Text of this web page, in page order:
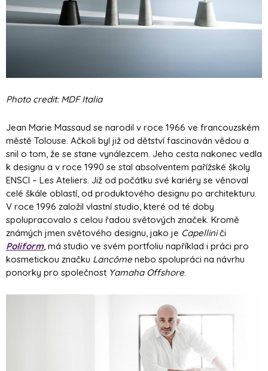
Photo credit: MDF Italia
Jean Marie Massaud se narodil v roce 1966 ve francouzském
městě Tolouse. Ačkoli byl již od dětství fascinován vědou a
snil o tom, že se stane vynálezcem. Jeho cesta nakonec vedla
k designu a v roce 1990 se stal absolventem pařížské školy
ENSCI – Les Ateliers. Již od počátku své kariéry se věnoval
celé škále oblastí, od produktového designu po architekturu.
V roce 1996 založil vlastní studio, které od té doby
spolupracovalo s celou řadou světových značek. Kromě
známých jmen světového designu, jako je Capelliniči
Poliform, má studio ve svém portfoliu například i práci pro
kosmetickou značku Lancôme nebo spolupráci na návrhu
ponorky pro společnost Yamaha Offshore.